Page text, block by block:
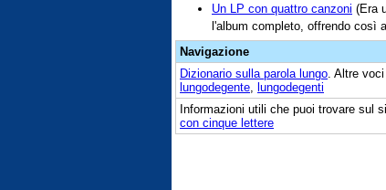
Un LP con quattro canzoni (Era
l'album completo, offrendo così
Navigazione
Dizionario sulla parola lungo . Altre
lungodegente lungodegenti
Informazioni utili che puoi trovare sul
con cinque lettere